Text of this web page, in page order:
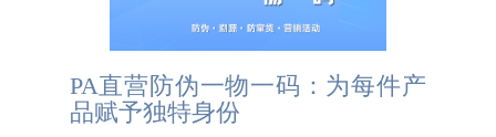
PA直营防伪一物一码：为每件产
品赋予独特身份